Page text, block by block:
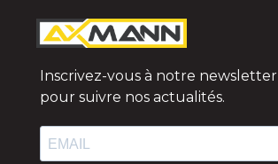
Inscrivez-vous à notre newsletter
pour suivre nos actualités.